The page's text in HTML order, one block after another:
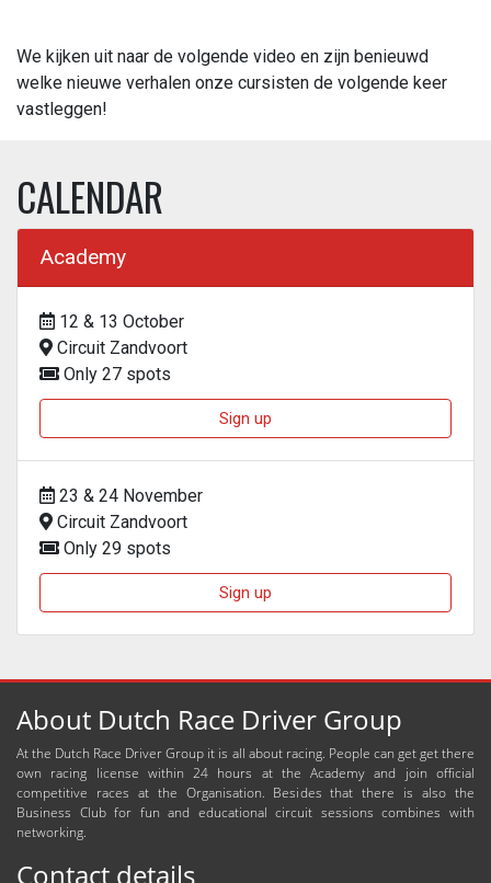
We kijken uit naar de volgende video en zijn benieuwd
welke nieuwe verhalen onze cursisten de volgende keer
vastleggen!
CALENDAR
Academy
12 & 13 October
Circuit Zandvoort
Only 27 spots
Sign up
23 & 24 November
Circuit Zandvoort
Only 29 spots
Sign up
About Dutch Race Driver Group
At the Dutch Race Driver Group it is all about racing. People can get get there
own racing license within 24 hours at the Academy and join official
competitive races at the Organisation. Besides that there is also the
Business Club for fun and educational circuit sessions combines with
networking.
Contact details